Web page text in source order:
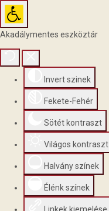
Akadálymentes eszköztár
Invert szinek
Fekete-Fehér
Sötét kontraszt
Világos kontraszt
Halvány színek
Élénk színek
Linkek kiemelése